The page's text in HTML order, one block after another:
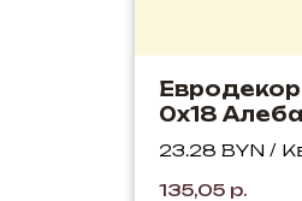
0х18
белый
23.28 BYN /
135,05 р.